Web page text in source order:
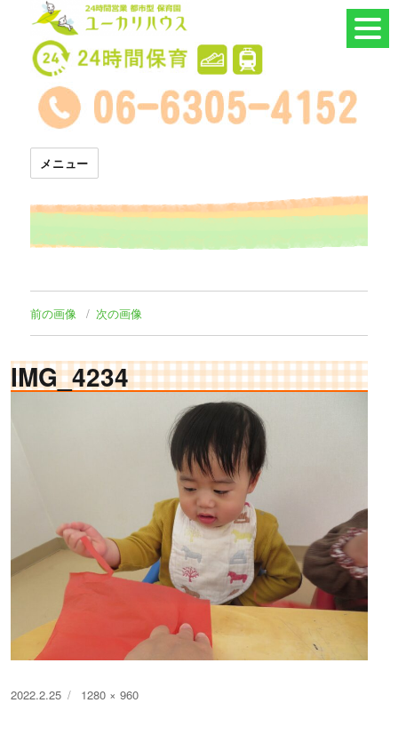
24時間託児所 ユーカリハウス
メニュー
前の画像 次の画像
IMG_4234
投
2022.2.25
フ
1280 × 960